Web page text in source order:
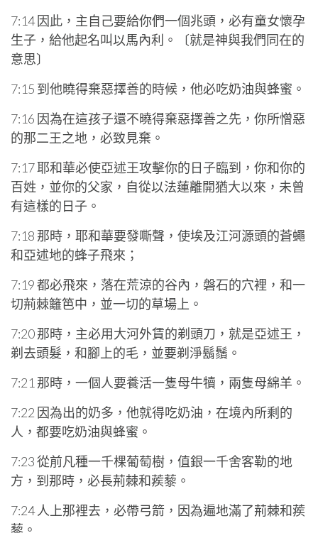
7:14 因此，主自己要給你們一個兆頭，必有童女懷孕
生子，給他起名叫以馬內利。〔就是神與我們同在的
意思〕
7:15 到他曉得棄惡擇善的時候，他必吃奶油與蜂蜜。
7:16 因為在這孩子還不曉得棄惡擇善之先，你所憎惡
的那二王之地，必致見棄。
7:17 耶和華必使亞述王攻擊你的日子臨到，你和你的
百姓，並你的父家，自從以法蓮離開猶大以來，未曾
有這樣的日子。
7:18 那時，耶和華要發嘶聲，使埃及江河源頭的蒼蠅
和亞述地的蜂子飛來；
7:19 都必飛來，落在荒涼的谷內，磐石的穴裡，和一
切荊棘籬笆中，並一切的草場上。
7:20 那時，主必用大河外賃的剃頭刀，就是亞述王，
剃去頭髮，和腳上的毛，並要剃淨鬍鬚。
7:21 那時，一個人要養活一隻母牛犢，兩隻母綿羊。
7:22 因為出的奶多，他就得吃奶油，在境內所剩的
人，都要吃奶油與蜂蜜。
7:23 從前凡種一千棵葡萄樹，值銀一千舍客勒的地
方，到那時，必長荊棘和蒺藜。
7:24 人上那裡去，必帶弓箭，因為遍地滿了荊棘和蒺
藜。